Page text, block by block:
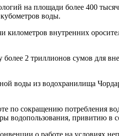
на площади более 400
воды.
километров внутренних
2 триллионов сумов для
воды из водохранилища
по сокращению
привитию в
о работе на условиях